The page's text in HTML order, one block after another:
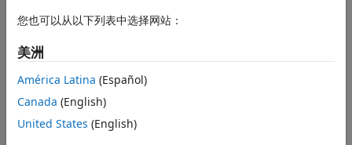
您也可以从以下列表中选择网站：
美洲
América Latina (Español)
Canada (English)
United States (English)